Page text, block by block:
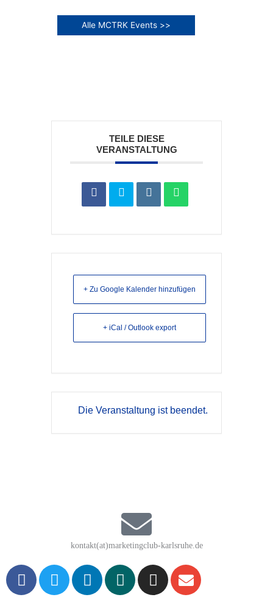
Alle MCTRK Events >>
TEILE DIESE
VERANSTALTUNG
+ Zu Google Kalender hinzufügen
+ iCal / Outlook export
Die Veranstaltung ist beendet.
kontakt(at)marketingclub-karlsruhe.de
F
a
T
w
L
i
X
i
I
n
E
n